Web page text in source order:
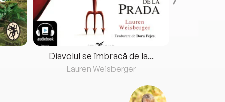
Diavolul se îmbracă de la...
Lauren Weisberger